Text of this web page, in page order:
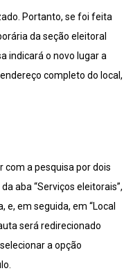
Portanto, se foi feita
da seção eleitoral
indicará o novo lugar a
completo do local,
com a pesquisa por dois
aba “Serviços eleitorais”,
e, em seguida, em “Local
será redirecionado
a opção